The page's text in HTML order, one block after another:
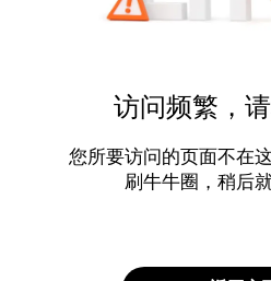
访问频繁，
您所要访问的页面不在
刷牛牛圈，稍后